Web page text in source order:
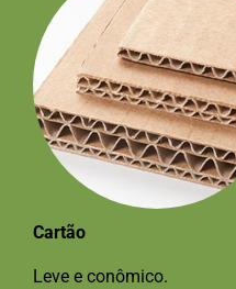
Cartão
Leve e conômico.